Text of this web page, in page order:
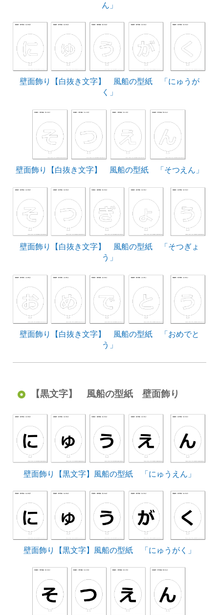
ん」
壁面飾り【白抜き文字】 風船の型紙 「にゅうが
く」
壁面飾り【白抜き文字】 風船の型紙 「そつえん」
壁面飾り【白抜き文字】 風船の型紙 「そつぎょ
う」
壁面飾り【白抜き文字】 風船の型紙 「おめでと
う」
【黒文字】 風船の型紙 壁面飾り
壁面飾り【黒文字】風船の型紙 「にゅうえん」
壁面飾り【黒文字】風船の型紙 「にゅうがく」